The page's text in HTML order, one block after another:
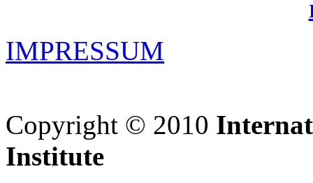
IMPRESSUM
Copyright © 2010
Institute